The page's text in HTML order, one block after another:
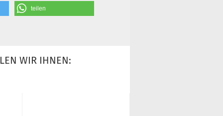
teilen
WIR IHNEN: